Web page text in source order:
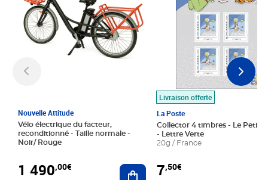
Nouvelle Attitude
Vélo électrique du facteur,
reconditionné - Taille normale -
Noir/ Rouge
1 490,00€ Ajouter au panier
Livraison offerte
La Poste
Collector 4 timbres - Le Petit
- Lettre Verte
20g / France
7,50€